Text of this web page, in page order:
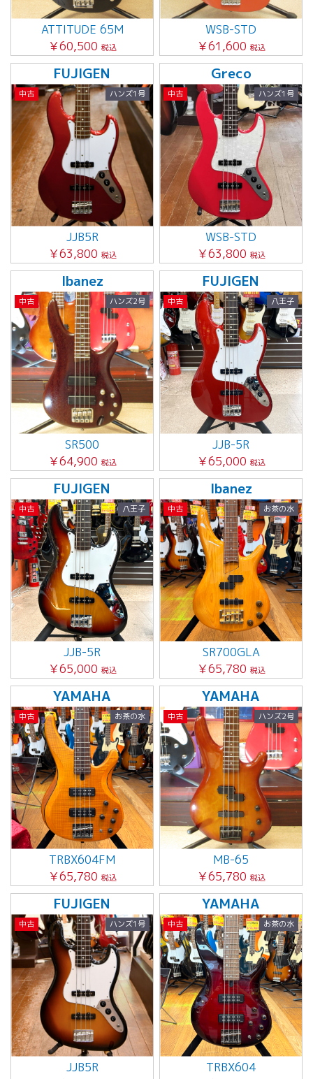
ATTITUDE 65M
￥60,500 税込
WSB-STD
￥61,600 税込
FUJIGEN
中古 ハンズ1号
JJB5R
￥63,800 税込
Greco
中古 ハンズ1号
WSB-STD
￥63,800 税込
Ibanez
中古 ハンズ2号
SR500
￥64,900 税込
FUJIGEN
中古 八王子
JJB-5R
￥65,000 税込
FUJIGEN
中古 八王子
JJB-5R
￥65,000 税込
Ibanez
中古 お茶の水
SR700GLA
￥65,780 税込
YAMAHA
中古 お茶の水
TRBX604FM
￥65,780 税込
YAMAHA
中古 ハンズ2号
MB-65
￥65,780 税込
FUJIGEN
中古 ハンズ1号
JJB5R
YAMAHA
中古 お茶の水
TRBX604